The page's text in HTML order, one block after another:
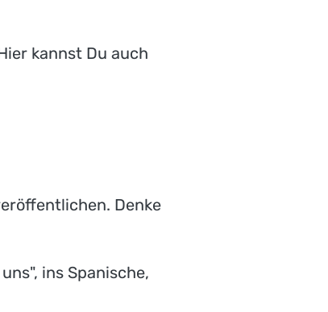
kannst Du auch
Denke
ins Spanische,